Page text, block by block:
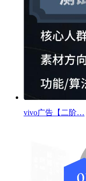
vivo广告【二阶…